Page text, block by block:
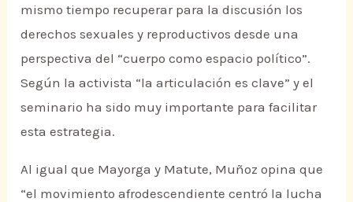
mismo tiempo recuperar para la discusión los
derechos sexuales y reproductivos desde una
perspectiva del “cuerpo como espacio político”.
Según la activista “la articulación es clave” y el
seminario ha sido muy importante para facilitar
esta estrategia.
Al igual que Mayorga y Matute, Muñoz opina que
“el movimiento afrodescendiente centró la lucha